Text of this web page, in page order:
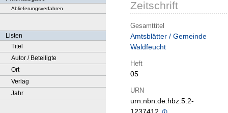
Ablieferungsverfahren
Listen
Titel
Autor / Beteiligte
Ort
Verlag
Jahr
Zeitschrift
Gesamttitel
Amtsblätter / Gemeinde
Waldfeucht
Heft
05
URN
urn:nbn:de:hbz:5:2-